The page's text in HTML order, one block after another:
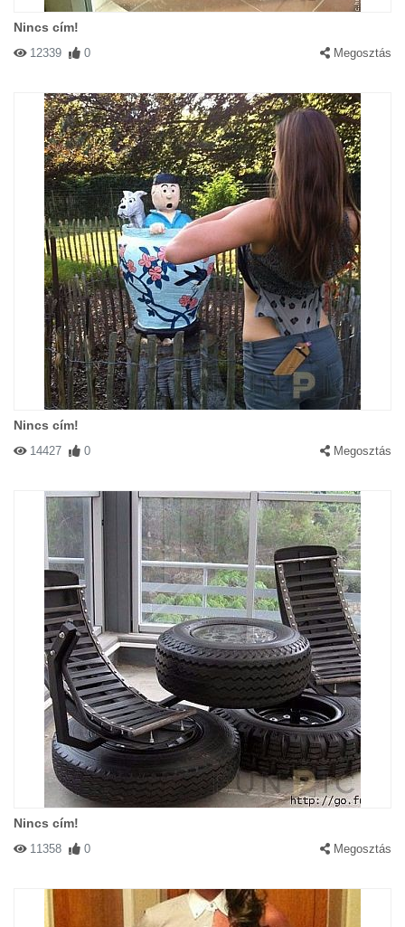
Nincs cím!
12339 0 Megosztás
Nincs cím!
14427 0 Megosztás
Nincs cím!
11358 0 Megosztás